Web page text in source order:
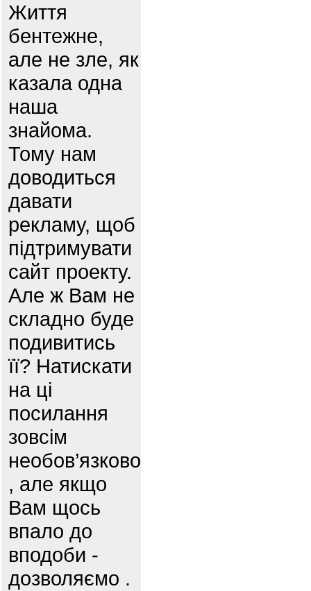
Життя
бентежне,
але не зле, як
казала одна
наша
знайома.
Тому нам
доводиться
давати
рекламу, щоб
підтримувати
сайт проекту.
Але ж Вам не
складно буде
подивитись
її? Натискати
на ці
посилання
зовсім
необов’язково
, але якщо
Вам щось
впало до
вподоби -
дозволяємо .